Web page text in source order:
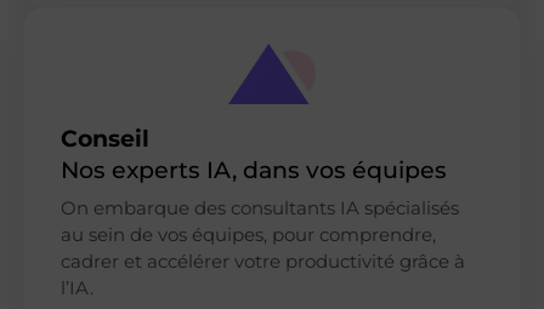
Conseil
Nos experts IA, dans vos équipes
On embarque des consultants IA spécialisés
au sein de vos équipes, pour comprendre,
cadrer et accélérer votre productivité grâce à
l’IA.